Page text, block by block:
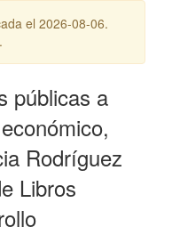
el 2026-08-06.
.
públicas a
Rodríguez
Libros